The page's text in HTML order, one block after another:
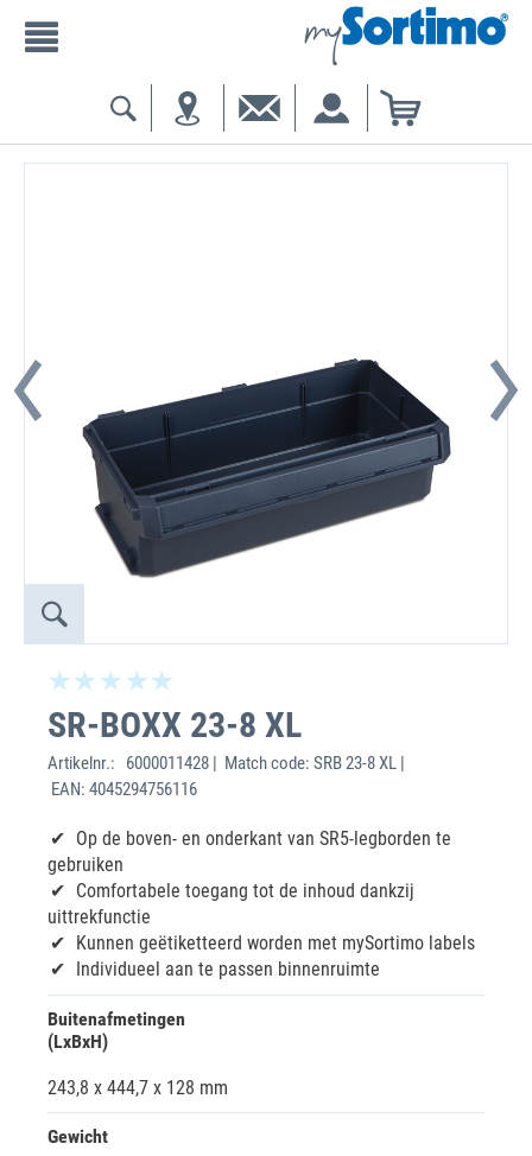
SR-BOXX 23-8 XL
Artikelnr.:
6000011428 | Match code: SRB 23-8 XL |
EAN: 4045294756116
Op de boven- en onderkant van SR5-legborden te
gebruiken
Comfortabele toegang tot de inhoud dankzij
uittrekfunctie
Kunnen geëtiketteerd worden met mySortimo labels
Individueel aan te passen binnenruimte
Buitenafmetingen
(LxBxH)
243,8 x 444,7 x 128 mm
Gewicht